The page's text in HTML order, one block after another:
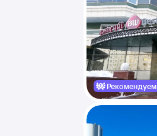
Рекомендуем